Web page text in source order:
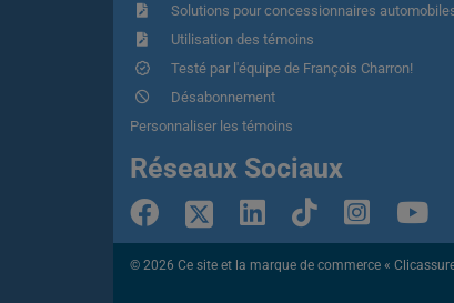
Solutions pour concessionnaires
Utilisation des témoins
Testé par l'équipe de François Charron!
Désabonnement
Personnaliser les témoins
Réseaux Sociaux
© 2026 Ce site et la marque de commerce «